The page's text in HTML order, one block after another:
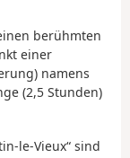
berühmten
einer
namens
(2,5 Stunden)
le-Vieux“ sind